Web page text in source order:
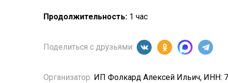
Продолжительность: 1 час
Поделиться с друзьями:
Организатор: ИП Фолкард Алексей Ильич, ИНН: